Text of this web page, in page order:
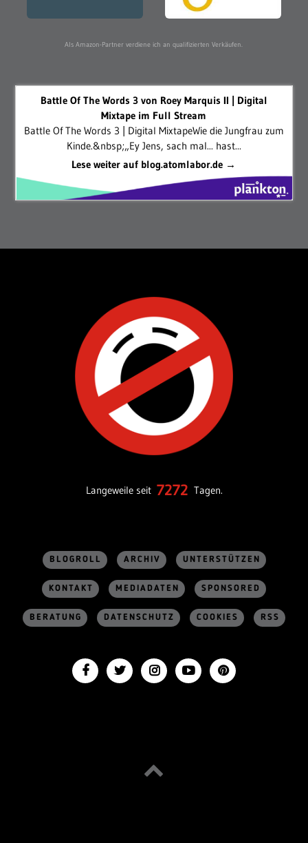
Als Amazon-Partner verdiene ich an qualifizierten Verkäufen.
Battle Of The Words 3 von Roey Marquis II | Digital
Mixtape im Full Stream
Battle Of The Words 3 | Digital MixtapeWie die Jungfrau zum
Kinde.&nbsp;„Ey Jens, sach mal... hast...
Lese weiter auf blog.atomlabor.de →
Langeweile seit 7272 Tagen.
BLOGROLL ARCHIV UNTERSTÜTZEN
KONTAKT MEDIADATEN SPONSORED
BERATUNG DATENSCHUTZ COOKIES RSS